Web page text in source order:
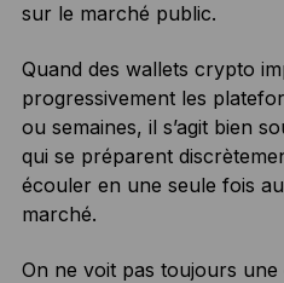
sur le marché public.
Quand des wallets crypto
progressivement les
ou semaines, il s’agit bien
qui se préparent
écouler en une seule fois
marché.
On ne voit pas toujours